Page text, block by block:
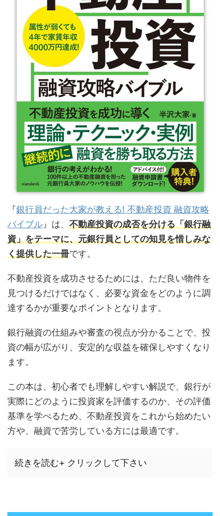
『銀行員だった大家が教える! 不動産投資 融資攻略
バイブル 』は、 不動産投資の成否を分ける「銀行融
資」をテーマに、元銀行員としての知見を惜しみな
く提供した一冊です。
不動産投資を成功させるためには、ただ良い物件を
見つけるだけではなく、必要な資金をどのように調
達するかが重要なポイントとなります。
銀行融資の仕組みや審査の視点が分かることで、投
資の幅が広がり、安定的な収益を確保しやすくなり
ます。
この本は、初心者でも理解しやすい解説で、銀行が
実際にどのように投資家を評価するのか、その評価
基準を学べるため、不動産投資をこれから始めたい
方や、融資で苦労している方には最適です。
続きを読む+ クリックして下さい